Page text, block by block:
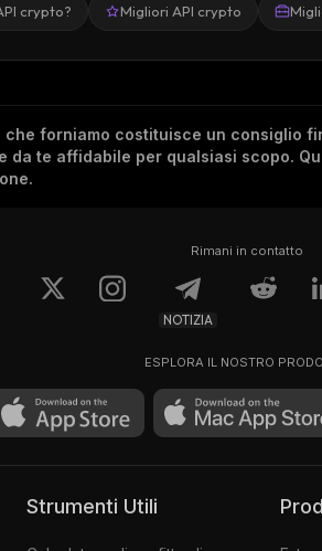
crypto? Migliori API crypto
forniamo costituisce un consiglio
te affidabile per qualsiasi scopo.
Rimani in contatto
NOTIZIA
ESPLORA IL NOSTRO
Strumenti Utili